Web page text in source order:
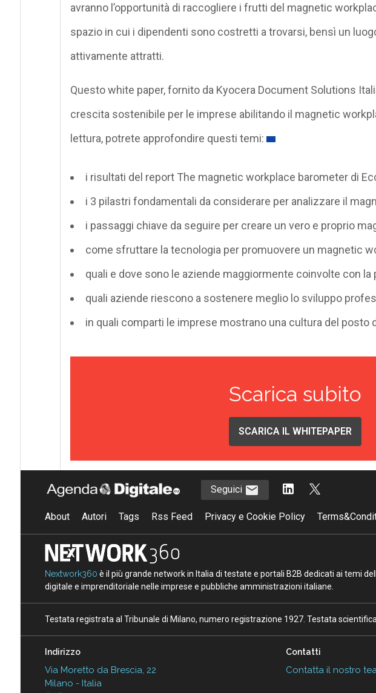
avranno l’opportunità di raccogliere i frutti del magnetic
spazio in cui i dipendenti sono costretti a trovarsi, bensì un
attivamente attratti.
Questo white paper, fornito da Kyocera Document Solutions
crescita sostenibile per le imprese abilitando il magnetic
lettura, potrete approfondire questi temi:
i risultati del report The magnetic workplace barometer di
i 3 pilastri fondamentali da considerare per analizzare il
i passaggi chiave da seguire per creare un vero e proprio
come sfruttare la tecnologia per promuovere un magnetic
quali e dove sono le aziende maggiormente coinvolte con la
quali aziende riescono a sostenere meglio lo sviluppo
in quali comparti le imprese mostrano una cultura del posto
Scarica subito
SCARICA IL WHITEPAPER
Seguici
About Autori Tags Rss Feed Privacy e Cookie Policy
Nextwork360 è il più grande network in Italia di testate e portali B2B dedicati ai temi
digitale e imprenditoriale nelle imprese e pubbliche amministrazioni italiane.
Testata registrata al Tribunale di Milano, numero registrazione 1927. Testata
Indirizzo
Via Moretto da Brescia, 22
Milano - Italia
Contatti
Contatta il nostro